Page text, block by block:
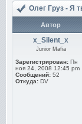
Олег Груз - Я
Автор
x_Silent_x
Junior Mafia
Зарегистрирован: Пн
ноя 24, 2008 12:45 pm
Сообщений: 52
Откуда: DV